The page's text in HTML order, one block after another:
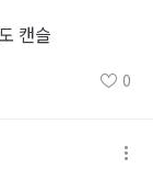
캔슬
0